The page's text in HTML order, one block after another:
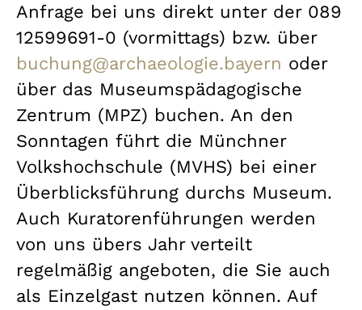
Anfrage bei uns direkt unter der 089
12599691-0 (vormittags) bzw. über
buchung@archaeologie.bayern oder
über das Museumspädagogische
Zentrum (MPZ) buchen. An den
Sonntagen führt die Münchner
Volkshochschule (MVHS) bei einer
Überblicksführung durchs Museum.
Auch Kuratorenführungen werden
von uns übers Jahr verteilt
regelmäßig angeboten, die Sie auch
als Einzelgast nutzen können. Auf